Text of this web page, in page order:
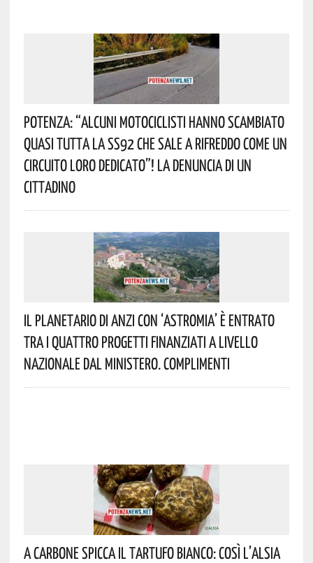
Potenza: “alcuni Motociclisti Hanno Scambiato
Quasi Tutta La SS92 Che Sale A Rifreddo Come Un
Circuito Loro Dedicato”! La Denuncia Di Un
Cittadino
Il Planetario Di Anzi Con ‘Astromia’ È Entrato
Tra I Quattro Progetti Finanziati A Livello
Nazionale Dal Ministero. Complimenti
A Carbone Spicca Il Tartufo Bianco: Così L’Alsia